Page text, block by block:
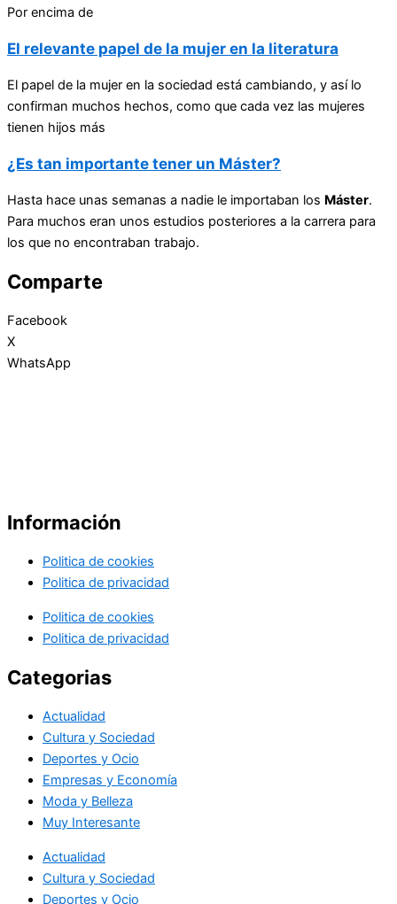
Por encima de
El relevante papel de la mujer en la literatura
El papel de la mujer en la sociedad está cambiando, y así lo
confirman muchos hechos, como que cada vez las mujeres
tienen hijos más
¿Es tan importante tener un Máster?
Hasta hace unas semanas a nadie le importaban los Máster.
Para muchos eran unos estudios posteriores a la carrera para
los que no encontraban trabajo.
Comparte
Facebook
X
WhatsApp
Información
Politica de cookies
Politica de privacidad
Politica de cookies
Politica de privacidad
Categorias
Actualidad
Cultura y Sociedad
Deportes y Ocio
Empresas y Economía
Moda y Belleza
Muy Interesante
Actualidad
Cultura y Sociedad
Deportes y Ocio